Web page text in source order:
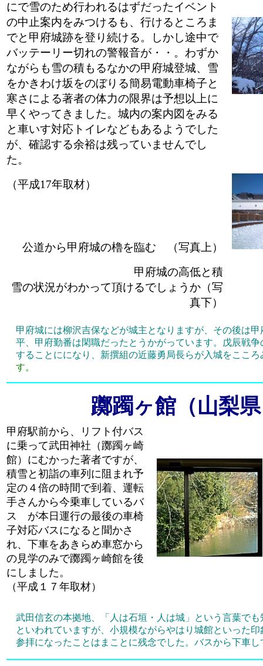
にで雪のため行われるはずだったイベント
の中止案内をみつけるも、行けるところま
でと甲府城跡を登り続ける。しかし途中で
バッテーリー切れの警報音が・・。わずか
ながらも雪の積もるなかの甲府城登城、雪
をかきわけ坂をのぼりる簡易電動車椅子と
寒さによる著者の体力の限界は予想以上に
早くやってきました。城内の案内図をみる
と車いす対応トイレなどもあるようでした
が、確認する余裕は残っていませんでし
た。
（平成17年取材）
公道から甲府城の櫓を臨む （写真上）
甲府城の高低と積
雪の状況がわかって頂けるでしょうか（写
真下）
甲府城には柳沢吉保などが城主となりますが、その後は
平、甲府勤番は閑職だったとうかがっています。戊辰戦
することにになり、新撰組の近藤勇局長らが入城をここ
す。
躑躅ヶ館（山梨
甲府駅前から、リフト付バス
に乗って武田神社（躑躅ヶ崎
館）にむかった著者ですが、
積雪と初詣の車列に阻まれ予
定の４倍の時間で到着、運転
手さんから今乗車しているバ
ス が本日運行の最後の車椅
子対応バスになると聞かさ
れ、下車をあきらめ車窓から
の見学のみで躑躅ヶ崎館を後
にしました。
（平成１７年取材）
武田信玄の本拠地、「人は石垣・人は城」という言葉で
といわれていますが、小規模ながらやはり城館といった
参拝になったことはまことに残念でした。バスから下車